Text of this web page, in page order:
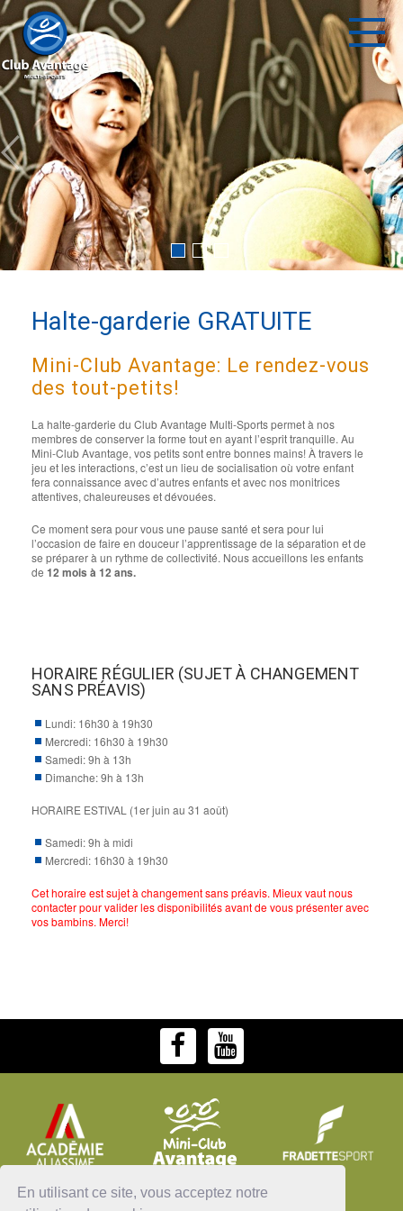
En utilisant ce site, vous acceptez notre
Halte-garderie GRATUITE
Mini-Club Avantage: Le rendez-vous
des tout-petits!
La halte-garderie du Club Avantage Multi-Sports permet à nos
membres de conserver la forme tout en ayant l’esprit tranquille. Au
Mini-Club Avantage, vos petits sont entre bonnes mains! À travers le
jeu et les interactions, c’est un lieu de socialisation où votre enfant
fera connaissance avec d’autres enfants et avec nos monitrices
attentives, chaleureuses et dévouées.
Ce moment sera pour vous une pause santé et sera pour lui
l’occasion de faire en douceur l’apprentissage de la séparation et de
se préparer à un rythme de collectivité. Nous accueillons les enfants
de 12 mois à 12 ans.
HORAIRE RÉGULIER (SUJET À CHANGEMENT
SANS PRÉAVIS)
Lundi: 16h30 à 19h30
Mercredi: 16h30 à 19h30
Samedi: 9h à 13h
Dimanche: 9h à 13h
HORAIRE ESTIVAL (1er juin au 31 août)
Samedi: 9h à midi
Mercredi: 16h30 à 19h30
Cet horaire est sujet à changement sans préavis. Mieux vaut nous
contacter pour valider les disponibilités avant de vous présenter avec
vos bambins. Merci!